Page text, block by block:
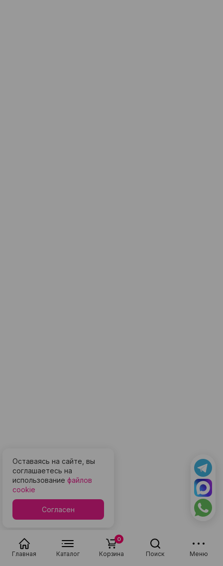
Главная Каталог Корзина
0
Поиск Меню
Оставаясь на сайте, вы
соглашаетесь на
использование файлов
cookie
Согласен